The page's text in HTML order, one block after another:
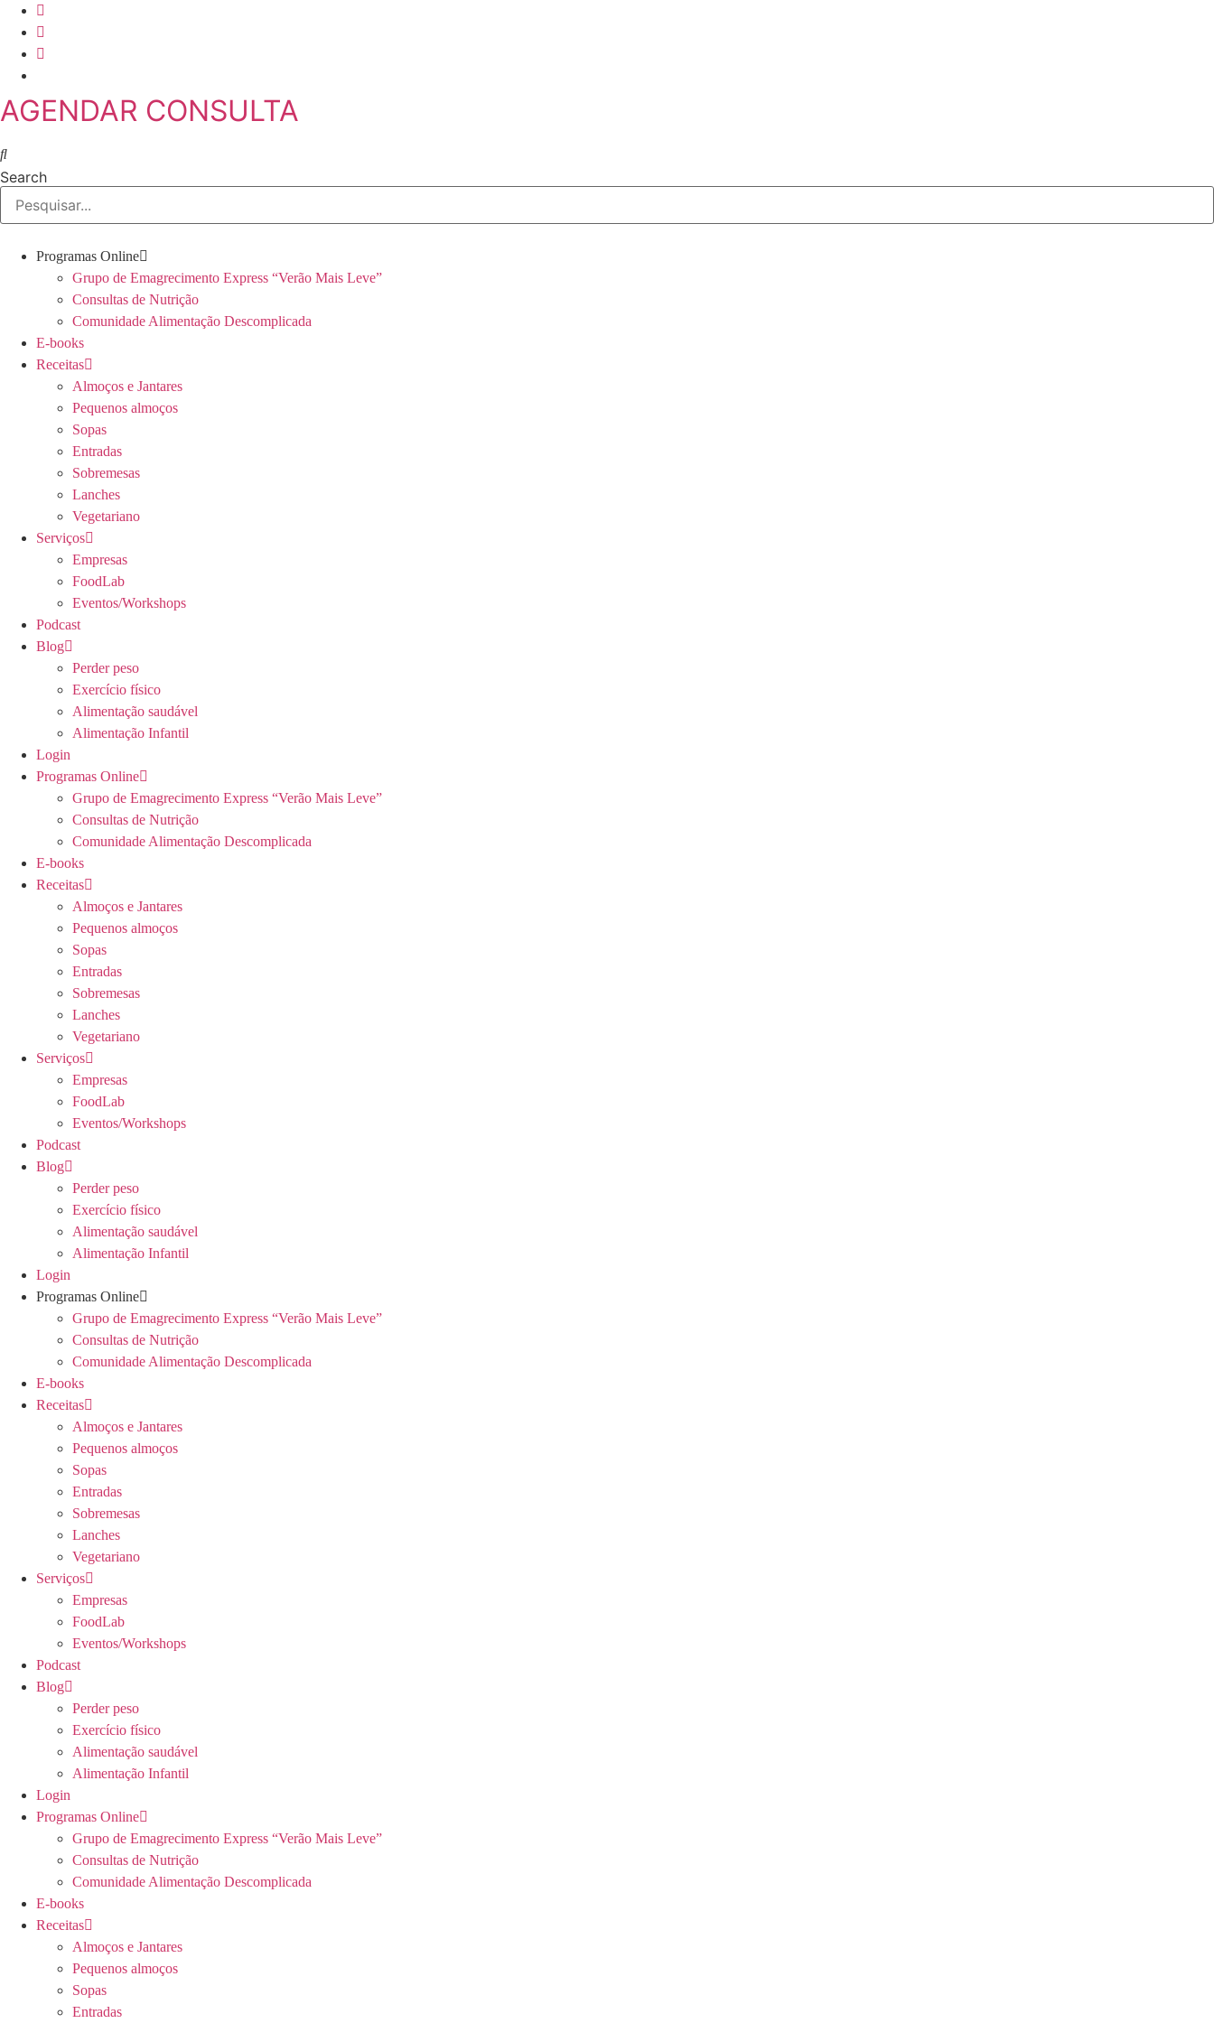
Skip
content
AGENDAR CONSULTA
Search
Programas Online
Grupo de Emagrecimento Express “Verão Mais Leve”
Consultas de Nutrição
Comunidade Alimentação Descomplicada
E-books
Receitas
Almoços e Jantares
Pequenos almoços
Sopas
Entradas
Sobremesas
Lanches
Vegetariano
Serviços
Empresas
FoodLab
Eventos/Workshops
Podcast
Blog
Perder peso
Exercício físico
Alimentação saudável
Alimentação Infantil
Login
Programas Online
Grupo de Emagrecimento Express “Verão Mais Leve”
Consultas de Nutrição
Comunidade Alimentação Descomplicada
E-books
Receitas
Almoços e Jantares
Pequenos almoços
Sopas
Entradas
Sobremesas
Lanches
Vegetariano
Serviços
Empresas
FoodLab
Eventos/Workshops
Podcast
Blog
Perder peso
Exercício físico
Alimentação saudável
Alimentação Infantil
Login
Programas Online
Grupo de Emagrecimento Express “Verão Mais Leve”
Consultas de Nutrição
Comunidade Alimentação Descomplicada
E-books
Receitas
Almoços e Jantares
Pequenos almoços
Sopas
Entradas
Sobremesas
Lanches
Vegetariano
Serviços
Empresas
FoodLab
Eventos/Workshops
Podcast
Blog
Perder peso
Exercício físico
Alimentação saudável
Alimentação Infantil
Login
Programas Online
Grupo de Emagrecimento Express “Verão Mais Leve”
Consultas de Nutrição
Comunidade Alimentação Descomplicada
E-books
Receitas
Almoços e Jantares
Pequenos almoços
Sopas
Entradas